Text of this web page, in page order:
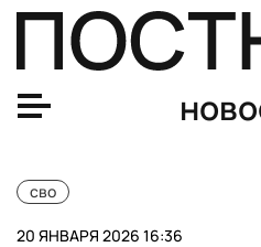
сво
20 ЯНВАРЯ 2026 16:36
Российская ПВО уничтожила